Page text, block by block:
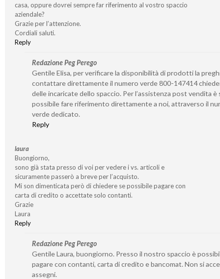
casa, oppure dovrei sempre far riferimento al vostro spaccio
aziendale?
Grazie per l’attenzione.
Cordiali saluti.
Reply
Redazione Peg Perego
Gentile Elisa, per verificare la disponibilità di prodotti la
contattare direttamente il numero verde 800-147414
delle incaricate dello spaccio. Per l’assistenza post vendita è
possibile fare riferimento direttamente a noi, attraverso il
verde dedicato.
Reply
laura
Buongiorno,
sono già stata presso di voi per vedere i vs. articoli e
sicuramente passerò a breve per l’acquisto.
Mi son dimenticata però di chiedere se possibile pagare con
carta di credito o accettate solo contanti.
Grazie
Laura
Reply
Redazione Peg Perego
Gentile Laura, buongiorno. Presso il nostro spaccio è
pagare con contanti, carta di credito e bancomat. Non si
assegni.